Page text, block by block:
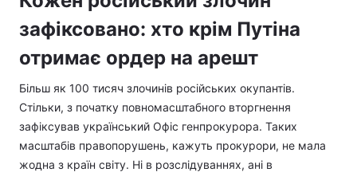
зафіксовано: хто крім Путіна
отримає ордер на арешт
Більш як 100 тисяч злочинів російських окупантів.
Стільки, з початку повномасштабного вторгнення
зафіксував український Офіс генпрокурора. Таких
масштабів правопорушень, кажуть прокурори, не мала
жодна з країн світу. Ні в розслідуваннях, ані в